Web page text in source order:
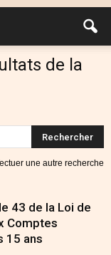
de la
une autre recherche
43 de la Loi de
Comptes
15 ans